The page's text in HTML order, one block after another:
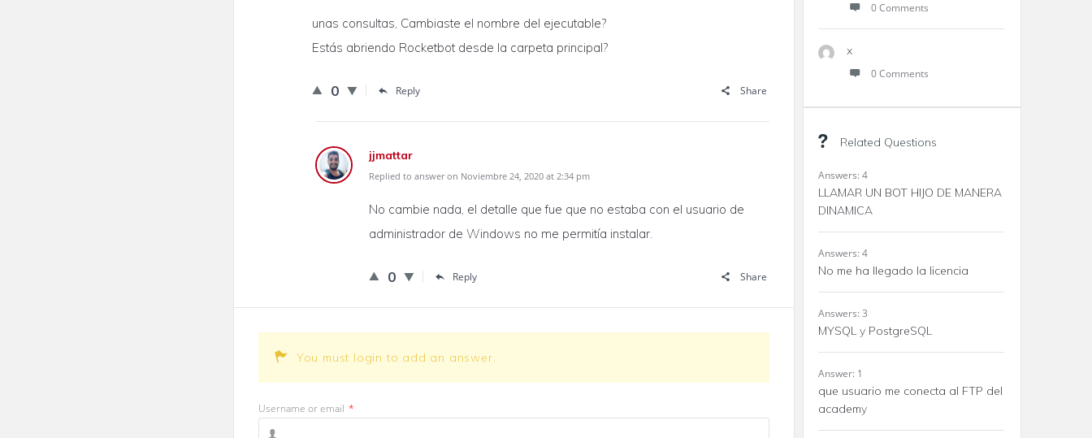
unas consultas, Cambiaste el nombre del ejecutable?
Estás abriendo Rocketbot desde la carpeta principal?
0 Reply Share
jjmattar
Replied to answer on Noviembre 24, 2020 at 2:34 pm
No cambie nada, el detalle que fue que no estaba con el usuario de
administrador de Windows no me permitía instalar.
0 Reply Share
You must login to add an answer.
Username or email *
0 Comments
x
0 Comments
Related Questions
Answers: 4
LLAMAR UN BOT HIJO DE MANERA
DINAMICA
Answers: 4
No me ha llegado la licencia
Answers: 3
MYSQL y PostgreSQL
Answer: 1
que usuario me conecta al FTP del
academy